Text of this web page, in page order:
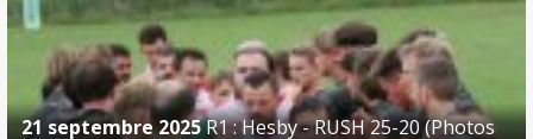
21 septembre 2025R1 : Hesby - RUSH 25-20 (Photos